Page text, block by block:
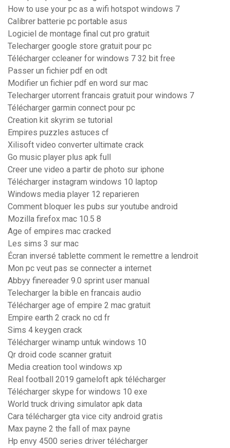
How to use your pc as a wifi hotspot windows 7
Calibrer batterie pc portable asus
Logiciel de montage final cut pro gratuit
Telecharger google store gratuit pour pc
Télécharger ccleaner for windows 7 32 bit free
Passer un fichier pdf en odt
Modifier un fichier pdf en word sur mac
Telecharger utorrent francais gratuit pour windows 7
Télécharger garmin connect pour pc
Creation kit skyrim se tutorial
Empires puzzles astuces cf
Xilisoft video converter ultimate crack
Go music player plus apk full
Creer une video a partir de photo sur iphone
Télécharger instagram windows 10 laptop
Windows media player 12 reparieren
Comment bloquer les pubs sur youtube android
Mozilla firefox mac 10.5 8
Age of empires mac cracked
Les sims 3 sur mac
Écran inversé tablette comment le remettre a lendroit
Mon pc veut pas se connecter a internet
Abbyy finereader 9.0 sprint user manual
Telecharger la bible en francais audio
Télécharger age of empire 2 mac gratuit
Empire earth 2 crack no cd fr
Sims 4 keygen crack
Télécharger winamp untuk windows 10
Qr droid code scanner gratuit
Media creation tool windows xp
Real football 2019 gameloft apk télécharger
Télécharger skype for windows 10 exe
World truck driving simulator apk data
Cara télécharger gta vice city android gratis
Max payne 2 the fall of max payne
Hp envy 4500 series driver télécharger